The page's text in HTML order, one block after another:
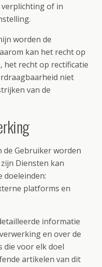
of in
worden de
kan het recht op
het recht op rectificatie
niet
van de
de Gebruiker worden
Diensten kan
doeleinden:
platforms en
informatie
en over de
die voor elk doel
artikelen van dit